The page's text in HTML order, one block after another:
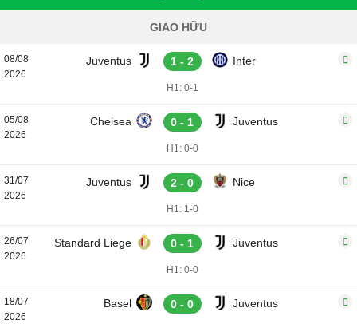
GIAO HỮU
08/08
2026
Juventus 1 - 2 Inter
H1: 0-1
05/08
2026
Chelsea 0 - 1 Juventus
H1: 0-0
31/07
2026
Juventus 2 - 0 Nice
H1: 1-0
26/07
2026
Standard Liege 0 - 1 Juventus
H1: 0-0
18/07
2026
Basel 0 - 0 Juventus